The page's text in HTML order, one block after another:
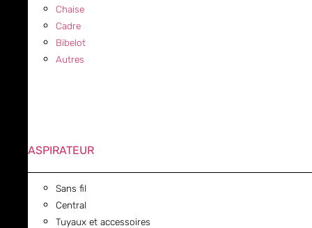
Chaise
Cadre
Bibelot
Autres
ASPIRATEUR
Sans fil
Central
Tuyaux et accessoires